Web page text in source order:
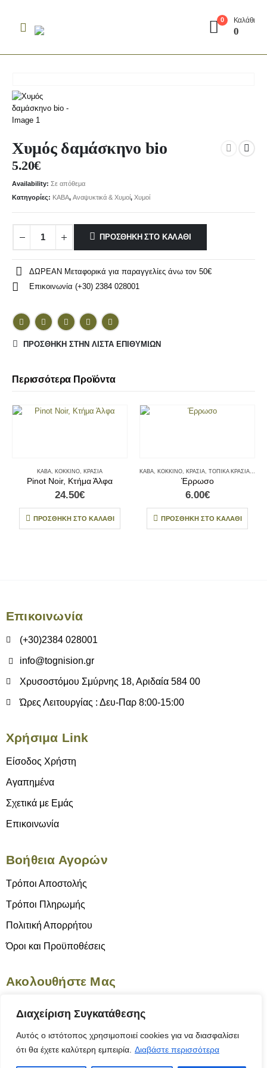
Διαχείριση Συγκατάθεσης
Αυτός ο ιστότοπος χρησιμοποιεί cookies για να διασφαλίσει
ότι θα έχετε καλύτερη εμπειρία. Διαβάστε περισσότερα
0 Καλάθι
0
Χυμός δαμάσκηνο bio
5.20€
Availability: Σε απόθεμα
Κατηγορίες: KABA, Αναψυκτικά & Χυμοί, Χυμοί
ΠΡΟΣΘΉΚΗ ΣΤΟ ΚΑΛΆΘΙ
ΔΩΡΕΑΝ Μεταφορικά για παραγγελίες άνω τον 50€
Επικοινωνία (+30) 2384 028001
ΠΡΌΣΘΉΚΗ ΣΤΗΝ ΛΊΣΤΑ ΕΠΙΘΥΜΙΏΝ
Περισσότερα Προϊόντα
KABA ΚΌΚΚΙΝΟ ΚΡΑΣΙΆ
Pinot Noir, Κτήμα Άλφα
24.50€
ΠΡΟΣΘΉΚΗ ΣΤΟ ΚΑΛΆΘΙ
KABA ΚΌΚΚΙΝΟ ΚΡΑΣΙΆ ΤΟΠΙΚΆ ΚΡΑΣΙΆ
Έρρωσο
6.00€
ΠΡΟΣΘΉΚΗ ΣΤΟ ΚΑΛΆΘΙ
Επικοινωνία
(+30)2384 028001
info@tognision.gr
Χρυσοστόμου Σμύρνης 18, Αριδαία 584 00
Ώρες Λειτουργίας : Δευ-Παρ 8:00-15:00
Χρήσιμα Link
Είσοδος Χρήστη
Αγαπημένα
Σχετικά με Εμάς
Επικοινωνία
Βοήθεια Αγορών
Τρόποι Αποστολής
Τρόποι Πληρωμής
Πολιτική Απορρήτου
Όροι και Προϋποθέσεις
Ακολουθήστε Μας